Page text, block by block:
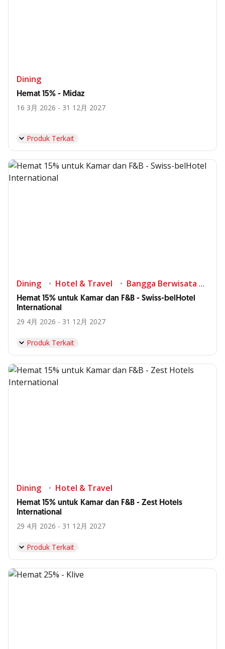
Dining
Hemat 15% - Midaz
16 3月 2026 - 31 12月 2027
Produk Terkait
Dining Hotel & Travel Bangga Berwisata di Indonesia
Hemat 15% untuk Kamar dan F&B - Swiss-belHotel
International
29 4月 2026 - 31 12月 2027
Produk Terkait
Dining Hotel & Travel
Hemat 15% untuk Kamar dan F&B - Zest Hotels
International
29 4月 2026 - 31 12月 2027
Produk Terkait